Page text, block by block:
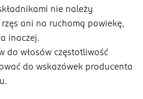
nie należy
ani na ruchomą powiekę,
inaczej.
do włosów częstotliwość
do wskazówek producenta